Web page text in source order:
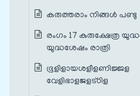
കരുത്തരാം നിങ്ങൾ പണ്ടു
രംഗം 17 കുരുക്ഷേത്ര
യുദ്ധശേഷം രാത്രി
ഭൂളിളായശളീളണിജ്ജള
വേളിഭാളജളട്ഠിള